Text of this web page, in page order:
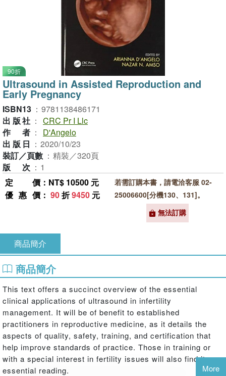
90折
Ultrasound in Assisted Reproduction and
Early Pregnancy
ISBN13 ： 9781138486171
出版社 ： CRC Pr I Llc
作者 ：
D'Angelo
出版日 ： 2020/10/23
裝訂／頁數 ： 精裝／320頁
版次 ： 1
定價 ：NT$ 10500 元
優惠價 ： 90折9450 元
若需訂購本書，請電洽客服 02-
25006600[分機130、131]。
無法訂購
商品簡介
商品簡介
This text offers a succinct overview of the essential
clinical applications of ultrasound in infertility
management. It will be of benefit to established
practitioners in reproductive medicine, as it details the
aspects of quality, safety, training, and certification that
help improve standards of practice. Those in training or
with a special interest in fertility issues will also find it
essential reading.
More